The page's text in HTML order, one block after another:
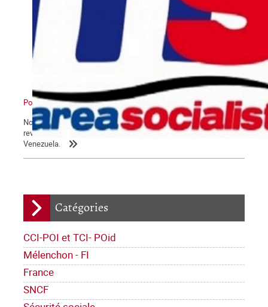
Catégories
CCI-POI et TCI- POid
Mélenchon - FI
France
SNCF
Pour un nouveau pôle
Nous reproduisons ici un article paru dans le numéro 663 de la
revue Alternativa Socialista, sur les derniers développements au
Venezuela.